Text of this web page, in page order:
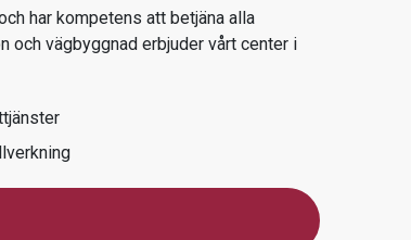
har kompetens att betjäna alla
och vägbyggnad erbjuder vårt center i